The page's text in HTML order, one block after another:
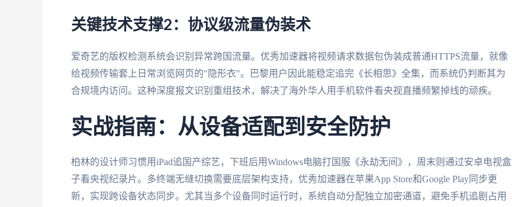
关键技术支撑2：协议级流量伪装术
爱奇艺的版权检测系统会识别异常跨国流量。优秀加速器将视频请求数据包伪装成普通HTTPS流量，就像
给视频传输套上日常浏览网页的"隐形衣"。巴黎用户因此能稳定追完《长相思》全集，而系统仍判断其为
合规境内访问。这种深度报文识别重组技术，解决了海外华人用手机软件看央视直播频繁掉线的顽疾。
实战指南：从设备适配到安全防护
柏林的设计师习惯用iPad追国产综艺，下班后用Windows电脑打国服《永劫无间》，周末则通过安卓电视盒
子看央视纪录片。多终端无缝切换需要底层架构支持，优秀加速器在苹果App Store和Google Play同步更
新，实现跨设备状态同步。尤其当多个设备同时运行时，系统自动分配独立加密通道，避免手机追剧占用